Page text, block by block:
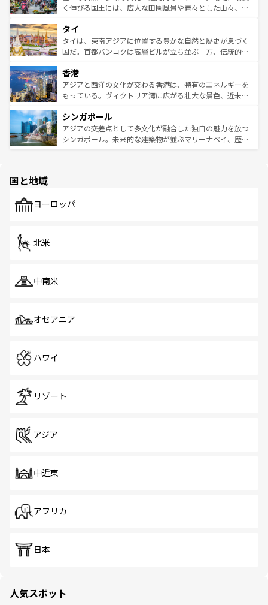
照してほしい。
まで、さまざまな韓国料理が待っている。夜には、韓国な
リティに包まれながら、韓国の多彩な魅力を心ゆくまで味
わってみてほしい。 なお、新着の韓国情報はコンテンツ一
覧を参照してほしい。
く伸びる国土には、広大な田園風景や青々とした山々、世
急速な発展と共に伝統が息づく。ハノイの古い町並みやホ
ーチミン市のフランス統治時代の建物も、独特の雰囲気を
醸し出している。また、バラエティの豊かさとおいしさで
とつ。フォーやバインミー、ベトナムコーヒーなどは、ぜ
ひ現地で味わいたい。どの地域を訪れてもあたたかい人々
が旅行者を迎えてくれるので、きっと忘れられない旅にな
参照してほしい。
タイ
タイは、東南アジアに位置する豊かな自然と歴史が息づく
国だ。首都バンコクは高層ビルが立ち並ぶ一方、伝統的な
の活気が交差している。北部ではチェンマイなどの山岳地
帯で自然と触れ合い、南部ではプーケットやクラビの美し
いビーチでリゾート気分を楽しむことができる。タイ料理
激する。気候は一年中温暖で、どの季節にも異なる楽しみ
が待っている。親しみやすいタイの人々、仏教を中心とし
た文化、そして多様な観光資源が、訪れる旅人を魅了し続
香港
アジアと西洋の文化が交わる香港は、特有のエネルギーを
もっている。ヴィクトリア湾に広がる壮大な景色、近未来
み、どこを訪れても感動するはず。観光スポットが密集し
ており、効率よく見どころを回れるのも魅力。息をのむよ
うな絶景から文化的な体験まで、香港を存分に楽しみ尽く
シンガポール
アジアの交差点として多文化が融合した独自の魅力を放つ
シンガポール。未来的な建築物が並ぶマリーナベイ、歴史
で、ホーカーズは地元の風情を楽しめる外せないスポット
国と地域
ヨーロッパ
北米
中南米
オセアニア
ハワイ
リゾート
アジア
中近東
アフリカ
日本
人気スポット